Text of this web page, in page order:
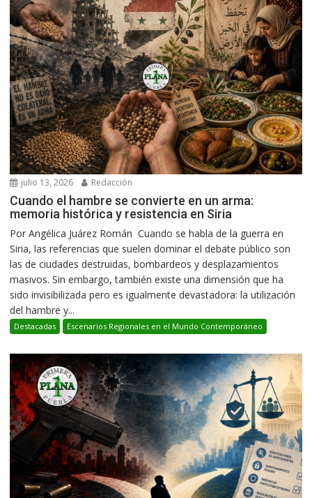
julio 13, 2026 Redacción
Cuando el hambre se convierte en un arma:
memoria histórica y resistencia en Siria
Por Angélica Juárez Román Cuando se habla de la guerra en
Siria, las referencias que suelen dominar el debate público son
las de ciudades destruidas, bombardeos y desplazamientos
masivos. Sin embargo, también existe una dimensión que ha
sido invisibilizada pero es igualmente devastadora: la utilización
del hambre y...
Destacadas Escenarios Regionales en el Mundo Contemporáneo